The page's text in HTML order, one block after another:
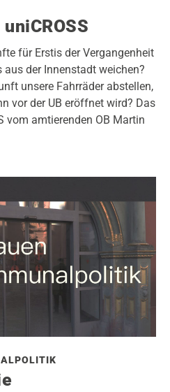
für Erstis der Vergangenheit
aus der Innenstadt weichen?
unsere Fahrräder abstellen,
vor der UB eröffnet wird? Das
vom amtierenden OB Martin